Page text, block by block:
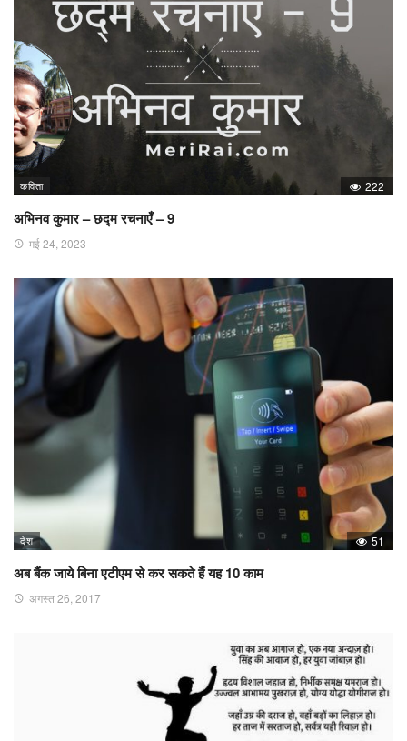
कविता 222
अभिनव कुमार – छद्म रचनाएँ – 9
मई 24, 2023
देश 51
अब बैंक जाये बिना एटीएम से कर सकते हैं यह 10 काम
अगस्त 26, 2017